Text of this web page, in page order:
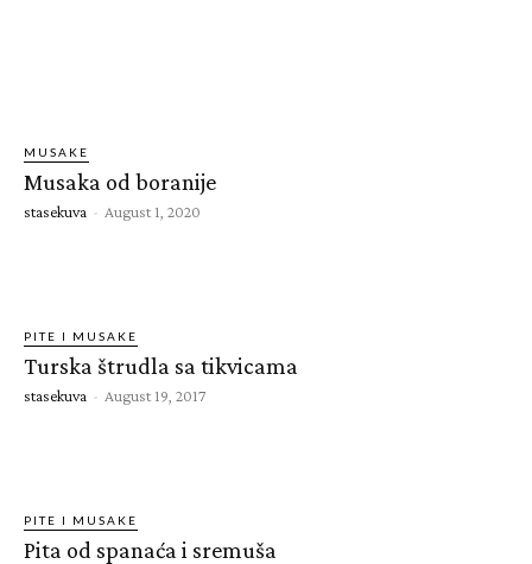
MUSAKE
Musaka od boranije
stasekuva - August 1, 2020
PITE I MUSAKE
Turska štrudla sa tikvicama
stasekuva - August 19, 2017
PITE I MUSAKE
Pita od spanaća i sremuša